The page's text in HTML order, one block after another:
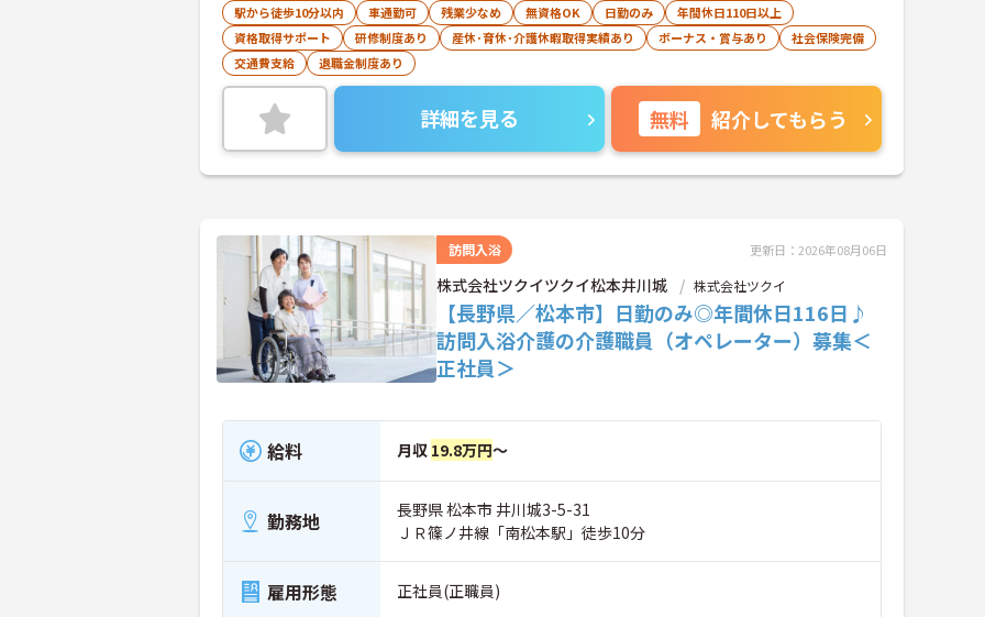
駅から徒歩10分以内 車通勤可 残業少なめ 無資格OK 日勤のみ
年間休日110日以上
資格取得サポート
研修制度あり 産休･育休･介護休暇取得実績あり ボーナス・賞与あり
社会保険完備
交通費支給
退職金制度あり
詳細を見る 無料 紹介してもらう
訪問入浴 更新日：2026年08月06日
株式会社ツクイツクイ松本井川城 株式会社ツクイ
【長野県／松本市】日勤のみ◎年間休日116日♪
訪問入浴介護の介護職員（オペレーター）募集＜
正社員＞
給料 月収 19.8万円～
勤務地
長野県 松本市 井川城3-5-31
ＪＲ篠ノ井線「南松本駅」徒歩10分
雇用形態 正社員(正職員)